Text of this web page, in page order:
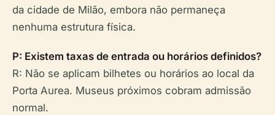
da cidade de Milão, embora não permaneça
nenhuma estrutura física.
P: Existem taxas de entrada ou horários definidos?
R: Não se aplicam bilhetes ou horários ao local da
Porta Aurea. Museus próximos cobram admissão
normal.